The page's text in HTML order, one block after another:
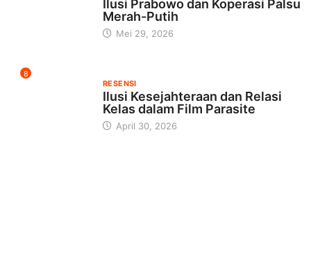
Ilusi Prabowo dan Koperasi Palsu
Merah-Putih
Mei 29, 2026
8
RESENSI
Ilusi Kesejahteraan dan Relasi
Kelas dalam Film Parasite
April 30, 2026